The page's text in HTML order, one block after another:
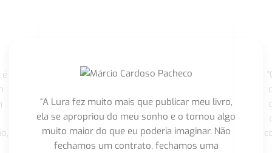
“A Lura fez muito mais que publicar meu livro,
ela se apropriou do meu sonho e o tornou algo
muito maior do que eu poderia imaginar. Não
fechamos um contrato, fechamos uma